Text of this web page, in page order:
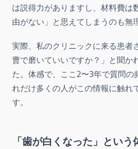
は説得力がありますし、材料費は
由がない」と思えてしまうのも無
実際、私のクリニックに来る患者
曹で磨いていいですか？」と聞か
た。体感で、ここ2〜3年で質問の
れだけ多くの人がこの情報に触れ
す。
「歯が白くなった」とい